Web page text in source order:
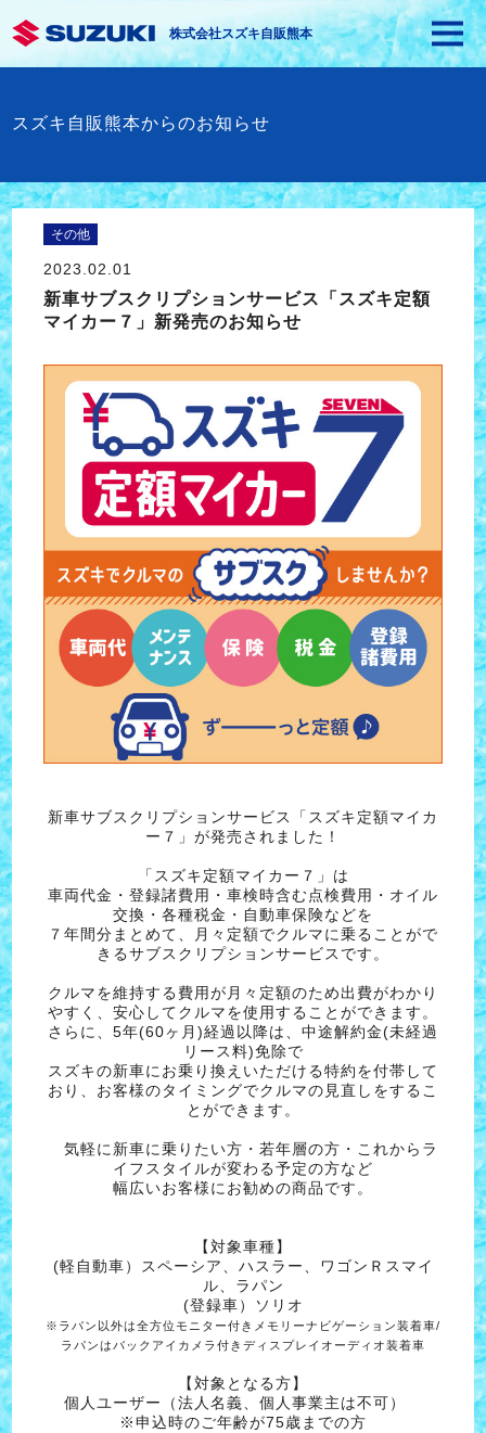
株式会社スズキ自販熊本
スズキ自販熊本からのお知らせ
その他
2023.02.01
新車サブスクリプションサービス「スズキ定額
マイカー７」新発売のお知らせ
新車サブスクリプションサービス「スズキ定額マイカ
ー７」が発売されました！
「スズキ定額マイカー７」は
車両代金・登録諸費用・車検時含む点検費用・オイル
交換・各種税金・自動車保険などを
７年間分まとめて、月々定額でクルマに乗ることがで
きるサブスクリプションサービスです。
クルマを維持する費用が月々定額のため出費がわかり
やすく、安心してクルマを使用することができます。
さらに、5年(60ヶ月)経過以降は、中途解約金(未経過
リース料)免除で
スズキの新車にお乗り換えいただける特約を付帯して
おり、お客様のタイミングでクルマの見直しをするこ
とができます。
気軽に新車に乗りたい方・若年層の方・これからラ
イフスタイルが変わる予定の方など
幅広いお客様にお勧めの商品です。
【対象車種】
(軽自動車）スペーシア、ハスラー、ワゴンＲスマイ
ル、ラパン
(登録車）ソリオ
※ラパン以外は全方位モニター付きメモリーナビゲーション装着車/
ラパンはバックアイカメラ付きディスプレイオーディオ装着車
【対象となる方】
個人ユーザー（法人名義、個人事業主は不可）
※申込時のご年齢が75歳までの方